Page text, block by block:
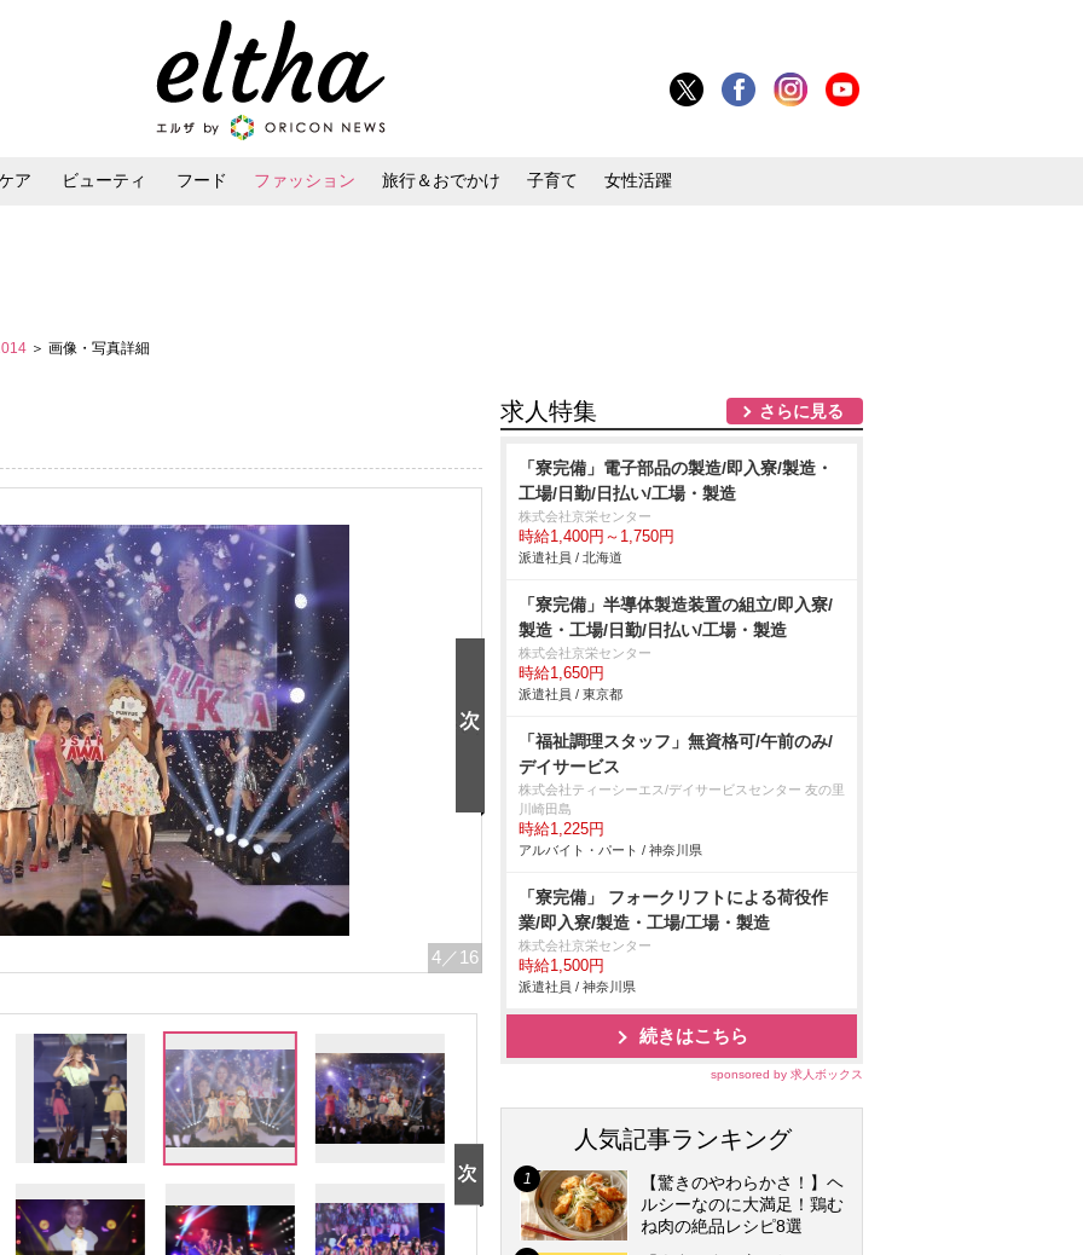
ア ビューティ フード ファッション 旅行＆おでかけ 子育て 女性活躍
＞ 画像・写真詳細
4 ／16
求人特集 さらに見る
「寮完備」電子部品の製造/即入寮/製造・
工場/日勤/日払い/工場・製造
株式会社京栄センター
時給1,400円～1,750円
派遣社員 / 北海道
「寮完備」半導体製造装置の組立/即入寮/
製造・工場/日勤/日払い/工場・製造
株式会社京栄センター
時給1,650円
派遣社員 / 東京都
「福祉調理スタッフ」無資格可/午前のみ/
デイサービス
株式会社ティーシーエス/デイサービスセンター 友の里
川崎田島
時給1,225円
アルバイト・パート / 神奈川県
「寮完備」 フォークリフトによる荷役作
業/即入寮/製造・工場/工場・製造
株式会社京栄センター
時給1,500円
派遣社員 / 神奈川県
続きはこちら
sponsored by 求人ボックス
人気記事ランキング
【驚きのやわらかさ！】ヘ
ルシーなのに大満足！鶏む
ね肉の絶品レシピ8選